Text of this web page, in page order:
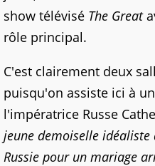
show télévisé The Great
rôle principal.
C'est clairement deux
puisqu'on assiste ici à
l'impératrice Russe
jeune demoiselle
Russie pour un mariage